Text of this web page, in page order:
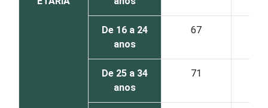
De 16 a 24
anos
67
De 25 a 34
anos
71